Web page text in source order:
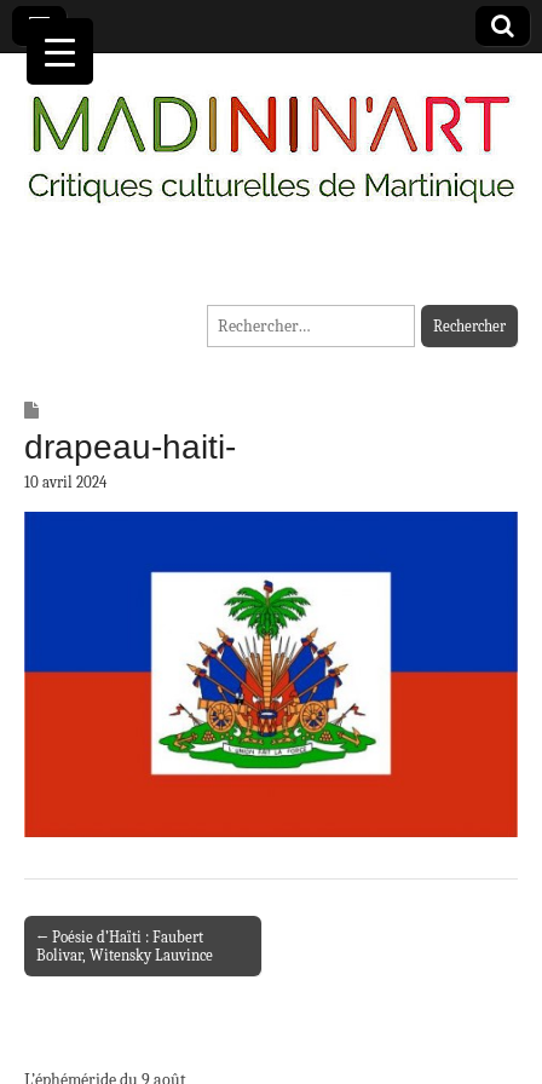
MADININ'ART
Rechercher :
drapeau-haiti-
10 avril 2024
Post navigation
← Poésie d’Haïti : Faubert
Bolivar, Witensky Lauvince
L’éphéméride du 9 août